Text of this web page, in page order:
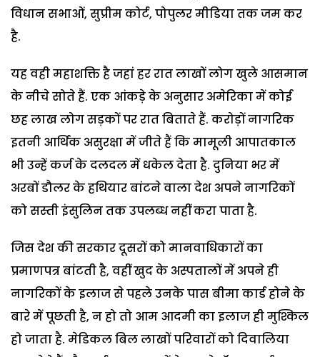
विधान सभाओं, सुप्रीम कोर्ट, पोपुलर मीडिया तक जम कर
है.
यह वही महाशक्ति है जहां हर रात लाखों लोग खुले आसमान
के नीचे सोते हैं. एक आंकड़े के अनुसार अमेरिका में कोई
छह लाख लोग सड़कों पर रात बिताते हैं. करोड़ों नागरिक
इतनी आर्थिक असुरक्षा में जीते हैं कि मामूली आपातकाल
भी उन्हें कर्ज के दलदल में धकेल देता है. दुनिया भर में
अरबों डौलर के हथियार बांटने वाला देश अपने नागरिकों
को सस्ती इंसुलिन तक उपलब्ध नहीं करा पाता है.
जिस देश की सरकार दूसरों को मानवाधिकारों का
प्रमाणपत्र बांटती है, वहीं खुद के अस्पतालों में अपने ही
नागरिकों के इलाज से पहले उनके पास बीमा कार्ड होने के
बारे में पूछती है, न हो तो आम आदमी का इलाज ही मुश्किल
हो जाता है. मेडिकल बिल लाखों परिवारों को दिवालिया